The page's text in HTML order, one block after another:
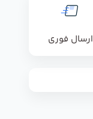
ارسال فوری